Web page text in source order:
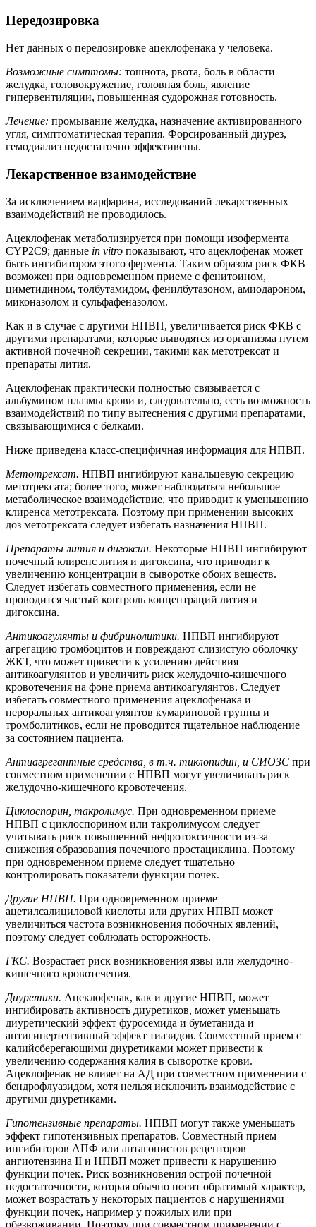
Передозировка
Нет данных о передозировке ацеклофенака у человека.
Возможные симптомы: тошнота, рвота, боль в области
желудка, головокружение, головная боль, явление
гипервентиляции, повышенная судорожная готовность.
Лечение: промывание желудка, назначение активированного
угля, симптоматическая терапия. Форсированный диурез,
гемодиализ недостаточно эффективены.
Лекарственное взаимодействие
За исключением варфарина, исследований лекарственных
взаимодействий не проводилось.
Ацеклофенак метаболизируется при помощи изофермента
CYP2C9; данные in vitro показывают, что ацеклофенак может
быть ингибитором этого фермента. Таким образом риск ФКВ
возможен при одновременном приеме с фенитоином,
циметидином, толбутамидом, фенилбутазоном, амиодароном,
миконазолом и сульфафеназолом.
Как и в случае с другими НПВП, увеличивается риск ФКВ с
другими препаратами, которые выводятся из организма путем
активной почечной секреции, такими как метотрексат и
препараты лития.
Ацеклофенак практически полностью связывается с
альбумином плазмы крови и, следовательно, есть возможность
взаимодействий по типу вытеснения с другими препаратами,
связывающимися с белками.
Ниже приведена класс-специфичная информация для НПВП.
Метотрексат. НПВП ингибируют канальцевую секрецию
метотрексата; более того, может наблюдаться небольшое
метаболическое взаимодействие, что приводит к уменьшению
клиренса метотрексата. Поэтому при применении высоких
доз метотрексата следует избегать назначения НПВП.
Препараты лития и дигоксин. Некоторые НПВП ингибируют
почечный клиренс лития и дигоксина, что приводит к
увеличению концентрации в сыворотке обоих веществ.
Следует избегать совместного применения, если не
проводится частый контроль концентраций лития и
дигоксина.
Антикоагулянты и фибринолитики. НПВП ингибируют
агрегацию тромбоцитов и повреждают слизистую оболочку
ЖКТ, что может привести к усилению действия
антикоагулянтов и увеличить риск желудочно-кишечного
кровотечения на фоне приема антикоагулянтов. Следует
избегать совместного применения ацеклофенака и
пероральных антикоагулянтов кумариновой группы и
тромболитиков, если не проводится тщательное наблюдение
за состоянием пациента.
Антиагрегантные средства, в т.ч. тиклопидин, и СИОЗС при
совместном применении с НПВП могут увеличивать риск
желудочно-кишечного кровотечения.
Циклоспорин, такролимус. При одновременном приеме
НПВП с циклоспорином или такролимусом следует
учитывать риск повышенной нефротоксичности из-за
снижения образования почечного простациклина. Поэтому
при одновременном приеме следует тщательно
контролировать показатели функции почек.
Другие НПВП. При одновременном приеме
ацетилсалициловой кислоты или других НПВП может
увеличиться частота возникновения побочных явлений,
поэтому следует соблюдать осторожность.
ГКС. Возрастает риск возникновения язвы или желудочно-
кишечного кровотечения.
Диуретики. Ацеклофенак, как и другие НПВП, может
ингибировать активность диуретиков, может уменьшать
диуретический эффект фуросемида и буметанида и
антигипертензивный эффект тиазидов. Совместный прием с
калийсберегающими диуретиками может привести к
увеличению содержания калия в сыворотке крови.
Ацеклофенак не влияет на АД при совместном применении с
бендрофлуазидом, хотя нельзя исключить взаимодействие с
другими диуретиками.
Гипотензивные препараты. НПВП могут также уменьшать
эффект гипотензивных препаратов. Совместный прием
ингибиторов АПФ или антагонистов рецепторов
ангиотензина II и НПВП может привести к нарушению
функции почек. Риск возникновения острой почечной
недостаточности, которая обычно носит обратимый характер,
может возрастать у некоторых пациентов с нарушениями
функции почек, например у пожилых или при
обезвоживании. Поэтому при совместном применении с